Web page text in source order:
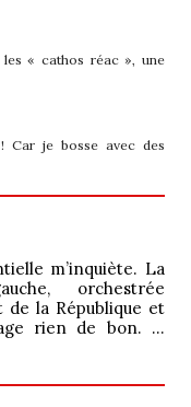
les « cathos réac », une
Car je bosse avec des
m’inquiète. La
orchestrée
la République et
rien de bon. …